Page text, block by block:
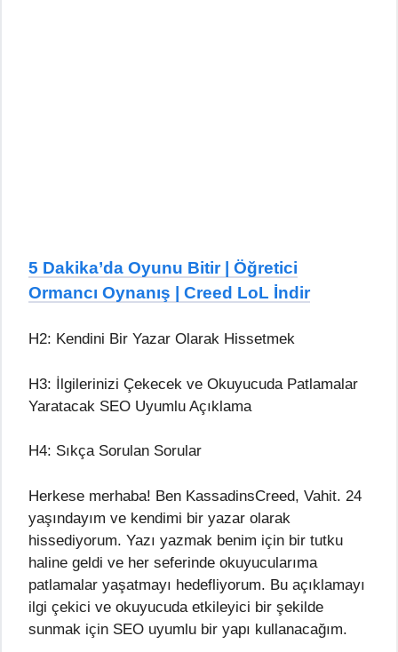
5 Dakika’da Oyunu Bitir | Öğretici
Ormancı Oynanış | Creed LoL İndir
H2: Kendini Bir Yazar Olarak Hissetmek
H3: İlgilerinizi Çekecek ve Okuyucuda Patlamalar
Yaratacak SEO Uyumlu Açıklama
H4: Sıkça Sorulan Sorular
Herkese merhaba! Ben KassadinsCreed, Vahit. 24
yaşındayım ve kendimi bir yazar olarak
hissediyorum. Yazı yazmak benim için bir tutku
haline geldi ve her seferinde okuyucularıma
patlamalar yaşatmayı hedefliyorum. Bu açıklamayı
ilgi çekici ve okuyucuda etkileyici bir şekilde
sunmak için SEO uyumlu bir yapı kullanacağım.